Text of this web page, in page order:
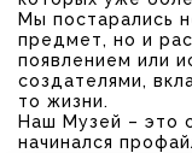
Мы постарались
предмет, но и
появлением или
создателями,
то жизни.
Наш Музей – это
начинался